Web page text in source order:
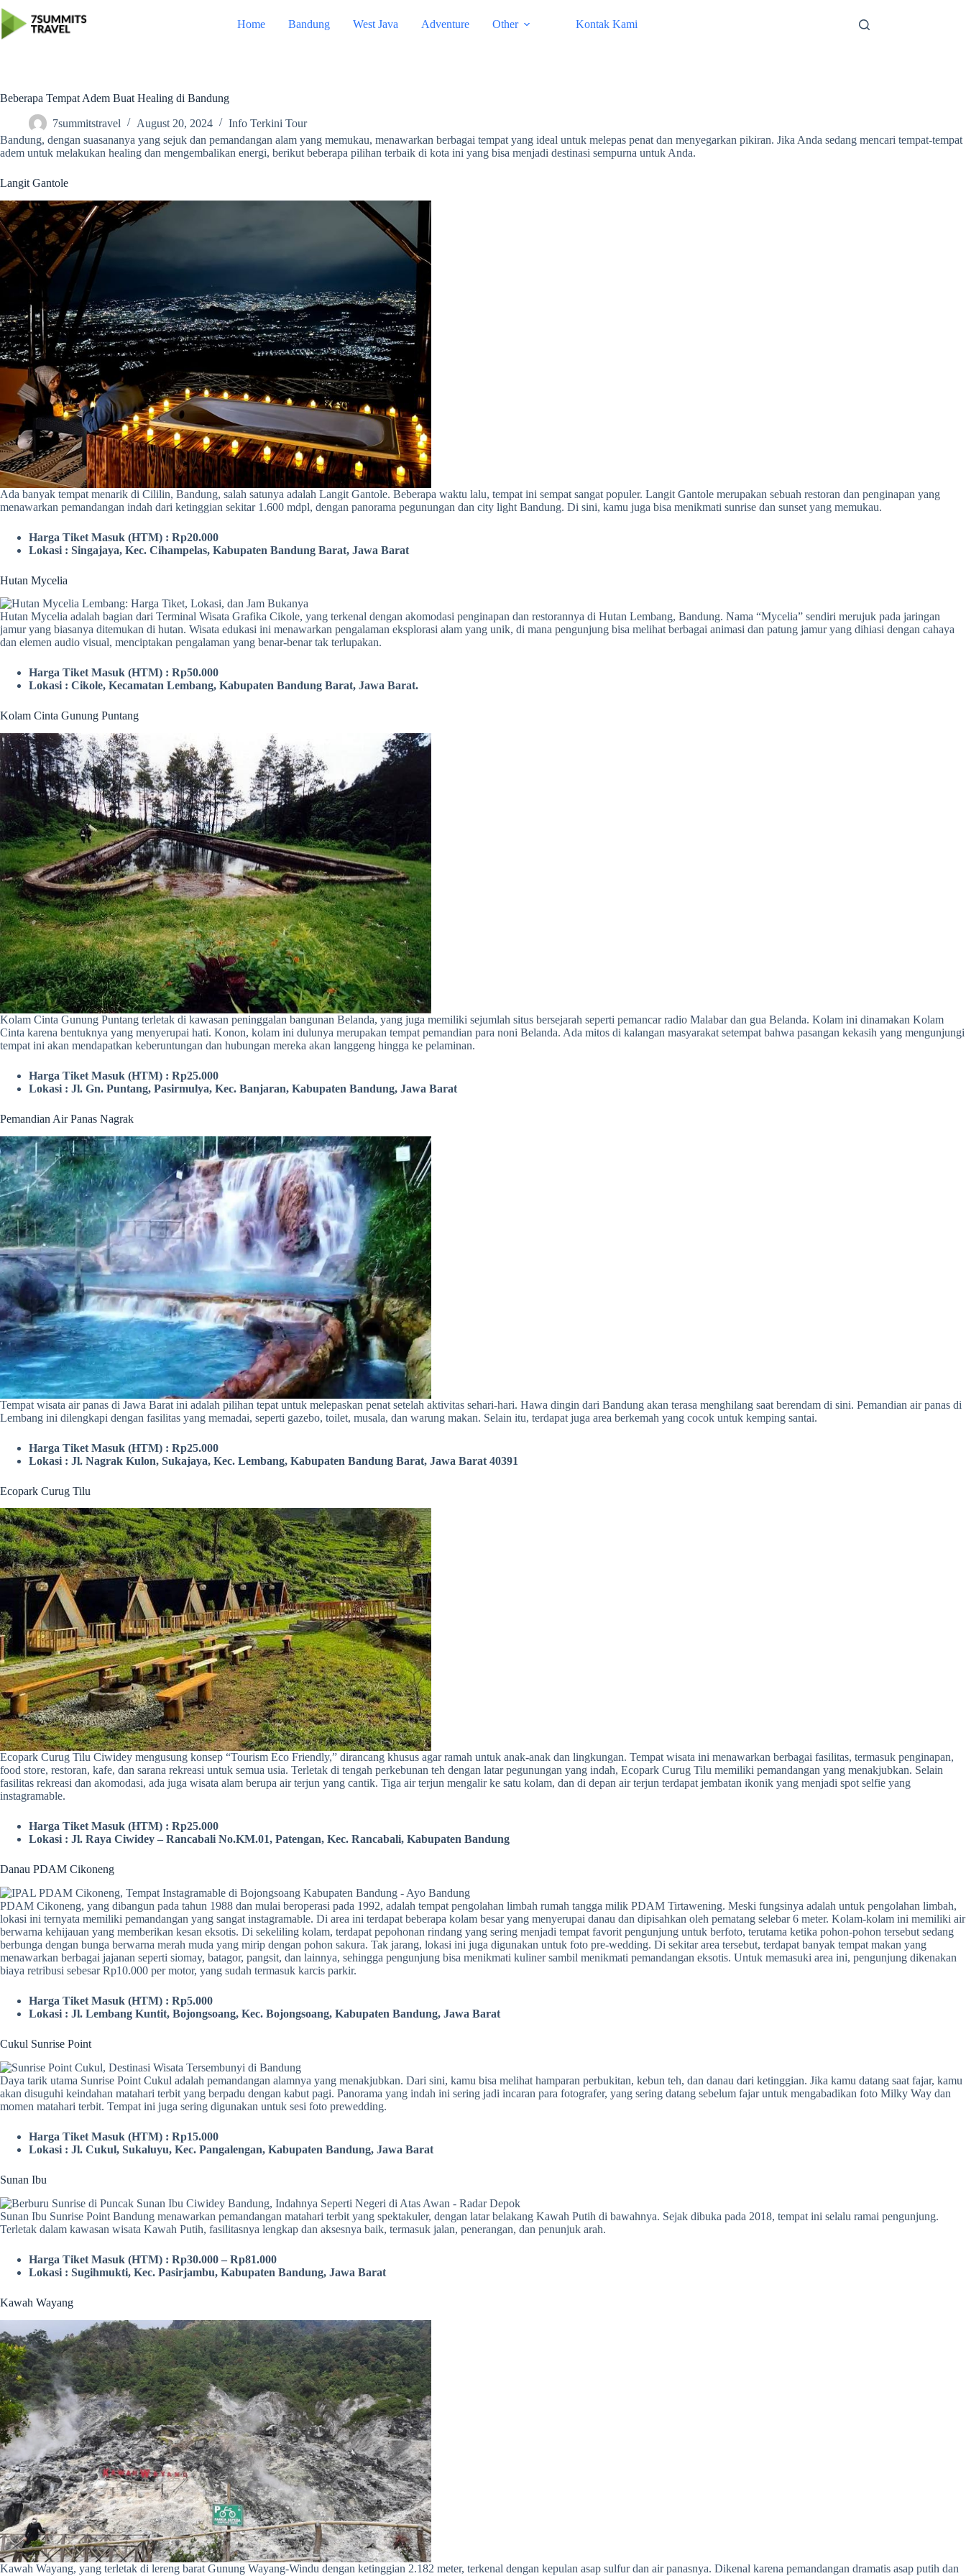
Skip
to
content
Home Bandung West Java Adventure Other Kontak Kami
Beberapa Tempat Adem Buat Healing di Bandung
7summitstravel August 20, 2024
Info Terkini Tour
Bandung, dengan suasananya yang sejuk dan pemandangan alam yang memukau, menawarkan berbagai tempat yang ideal untuk melepas penat dan menyegarkan pikiran. Jika Anda sedang mencari tempat-tempat
adem untuk melakukan healing dan mengembalikan energi, berikut beberapa pilihan terbaik di kota ini yang bisa menjadi destinasi sempurna untuk Anda.
Langit Gantole
Ada banyak tempat menarik di Cililin, Bandung, salah satunya adalah Langit Gantole. Beberapa waktu lalu, tempat ini sempat sangat populer. Langit Gantole merupakan sebuah restoran dan penginapan yang
menawarkan pemandangan indah dari ketinggian sekitar 1.600 mdpl, dengan panorama pegunungan dan city light Bandung. Di sini, kamu juga bisa menikmati sunrise dan sunset yang memukau.
Harga Tiket Masuk (HTM) : Rp20.000
Lokasi : Singajaya, Kec. Cihampelas, Kabupaten Bandung Barat, Jawa Barat
Hutan Mycelia
Hutan Mycelia adalah bagian dari Terminal Wisata Grafika Cikole, yang terkenal dengan akomodasi penginapan dan restorannya di Hutan Lembang, Bandung. Nama “Mycelia” sendiri merujuk pada jaringan
jamur yang biasanya ditemukan di hutan. Wisata edukasi ini menawarkan pengalaman eksplorasi alam yang unik, di mana pengunjung bisa melihat berbagai animasi dan patung jamur yang dihiasi dengan cahaya
dan elemen audio visual, menciptakan pengalaman yang benar-benar tak terlupakan.
Harga Tiket Masuk (HTM) : Rp50.000
Lokasi : Cikole, Kecamatan Lembang, Kabupaten Bandung Barat, Jawa Barat.
Kolam Cinta Gunung Puntang
Kolam Cinta Gunung Puntang terletak di kawasan peninggalan bangunan Belanda, yang juga memiliki sejumlah situs bersejarah seperti pemancar radio Malabar dan gua Belanda. Kolam ini dinamakan Kolam
Cinta karena bentuknya yang menyerupai hati. Konon, kolam ini dulunya merupakan tempat pemandian para noni Belanda. Ada mitos di kalangan masyarakat setempat bahwa pasangan kekasih yang mengunjungi
tempat ini akan mendapatkan keberuntungan dan hubungan mereka akan langgeng hingga ke pelaminan.
Harga Tiket Masuk (HTM) : Rp25.000
Lokasi : Jl. Gn. Puntang, Pasirmulya, Kec. Banjaran, Kabupaten Bandung, Jawa Barat
Pemandian Air Panas Nagrak
Tempat wisata air panas di Jawa Barat ini adalah pilihan tepat untuk melepaskan penat setelah aktivitas sehari-hari. Hawa dingin dari Bandung akan terasa menghilang saat berendam di sini. Pemandian air panas di
Lembang ini dilengkapi dengan fasilitas yang memadai, seperti gazebo, toilet, musala, dan warung makan. Selain itu, terdapat juga area berkemah yang cocok untuk kemping santai.
Harga Tiket Masuk (HTM) : Rp25.000
Lokasi : Jl. Nagrak Kulon, Sukajaya, Kec. Lembang, Kabupaten Bandung Barat, Jawa Barat 40391
Ecopark Curug Tilu
Ecopark Curug Tilu Ciwidey mengusung konsep “Tourism Eco Friendly,” dirancang khusus agar ramah untuk anak-anak dan lingkungan. Tempat wisata ini menawarkan berbagai fasilitas, termasuk penginapan,
food store, restoran, kafe, dan sarana rekreasi untuk semua usia. Terletak di tengah perkebunan teh dengan latar pegunungan yang indah, Ecopark Curug Tilu memiliki pemandangan yang menakjubkan. Selain
fasilitas rekreasi dan akomodasi, ada juga wisata alam berupa air terjun yang cantik. Tiga air terjun mengalir ke satu kolam, dan di depan air terjun terdapat jembatan ikonik yang menjadi spot selfie yang
instagramable.
Harga Tiket Masuk (HTM) : Rp25.000
Lokasi : Jl. Raya Ciwidey – Rancabali No.KM.01, Patengan, Kec. Rancabali, Kabupaten Bandung
Danau PDAM Cikoneng
PDAM Cikoneng, yang dibangun pada tahun 1988 dan mulai beroperasi pada 1992, adalah tempat pengolahan limbah rumah tangga milik PDAM Tirtawening. Meski fungsinya adalah untuk pengolahan limbah,
lokasi ini ternyata memiliki pemandangan yang sangat instagramable. Di area ini terdapat beberapa kolam besar yang menyerupai danau dan dipisahkan oleh pematang selebar 6 meter. Kolam-kolam ini memiliki air
berwarna kehijauan yang memberikan kesan eksotis. Di sekeliling kolam, terdapat pepohonan rindang yang sering menjadi tempat favorit pengunjung untuk berfoto, terutama ketika pohon-pohon tersebut sedang
berbunga dengan bunga berwarna merah muda yang mirip dengan pohon sakura. Tak jarang, lokasi ini juga digunakan untuk foto pre-wedding. Di sekitar area tersebut, terdapat banyak tempat makan yang
menawarkan berbagai jajanan seperti siomay, batagor, pangsit, dan lainnya, sehingga pengunjung bisa menikmati kuliner sambil menikmati pemandangan eksotis. Untuk memasuki area ini, pengunjung dikenakan
biaya retribusi sebesar Rp10.000 per motor, yang sudah termasuk karcis parkir.
Harga Tiket Masuk (HTM) : Rp5.000
Lokasi : Jl. Lembang Kuntit, Bojongsoang, Kec. Bojongsoang, Kabupaten Bandung, Jawa Barat
Cukul Sunrise Point
Daya tarik utama Sunrise Point Cukul adalah pemandangan alamnya yang menakjubkan. Dari sini, kamu bisa melihat hamparan perbukitan, kebun teh, dan danau dari ketinggian. Jika kamu datang saat fajar, kamu
akan disuguhi keindahan matahari terbit yang berpadu dengan kabut pagi. Panorama yang indah ini sering jadi incaran para fotografer, yang sering datang sebelum fajar untuk mengabadikan foto Milky Way dan
momen matahari terbit. Tempat ini juga sering digunakan untuk sesi foto prewedding.
Harga Tiket Masuk (HTM) : Rp15.000
Lokasi : Jl. Cukul, Sukaluyu, Kec. Pangalengan, Kabupaten Bandung, Jawa Barat
Sunan Ibu
Sunan Ibu Sunrise Point Bandung menawarkan pemandangan matahari terbit yang spektakuler, dengan latar belakang Kawah Putih di bawahnya. Sejak dibuka pada 2018, tempat ini selalu ramai pengunjung.
Terletak dalam kawasan wisata Kawah Putih, fasilitasnya lengkap dan aksesnya baik, termasuk jalan, penerangan, dan penunjuk arah.
Harga Tiket Masuk (HTM) : Rp30.000 – Rp81.000
Lokasi : Sugihmukti, Kec. Pasirjambu, Kabupaten Bandung, Jawa Barat
Kawah Wayang
Kawah Wayang, yang terletak di lereng barat Gunung Wayang-Windu dengan ketinggian 2.182 meter, terkenal dengan kepulan asap sulfur dan air panasnya. Dikenal karena pemandangan dramatis asap putih dan